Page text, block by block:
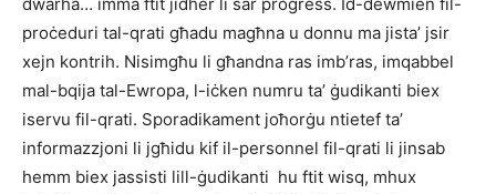
proċeduri tal-qrati għadu magħna u donnu ma jista’ jsir
xejn kontrih. Nisimgħu li għandna ras imb’ras, imqabbel
mal-bqija tal-Ewropa, l-iċken numru ta’ ġudikanti biex
iservu fil-qrati. Sporadikament joħorġu ntietef ta’
informazzjoni li jgħidu kif il-personnel fil-qrati li jinsab
hemm biex jassisti lill-ġudikanti hu ftit wisq, mhux